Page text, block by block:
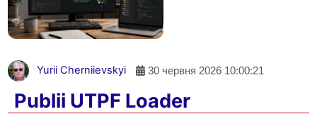
Yurii Cherniievskyi 30 червня 2026 10:00:21
Publii UTPF Loader